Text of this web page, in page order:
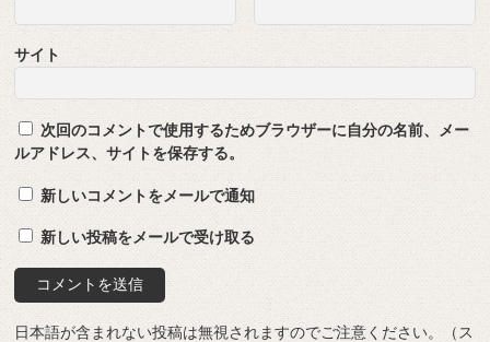
サイト
次回のコメントで使用するためブラウザーに自分の名前、メー
ルアドレス、サイトを保存する。
新しいコメントをメールで通知
新しい投稿をメールで受け取る
日本語が含まれない投稿は無視されますのでご注意ください。（ス